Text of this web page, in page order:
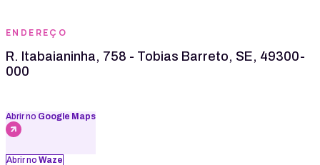
ENDEREÇO
R. Itabaianinha, 758 - Tobias Barreto, SE, 49300-
000
Abrir no Google Maps
Abrir no Waze